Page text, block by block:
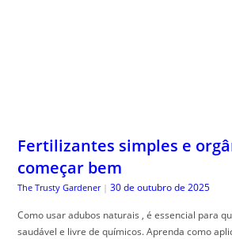
Fertilizantes simples e
começar bem
The Trusty Gardener | 30 de outubro de 2025
Como usar adubos naturais , é essencial para
saudável e livre de químicos. Aprenda como